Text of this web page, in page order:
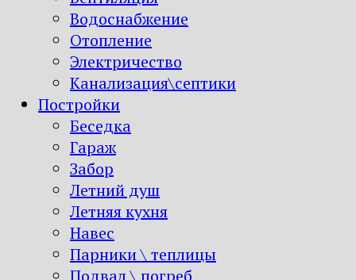
Водоснабжение
Отопление
Электричество
Канализация\септики
Постройки
Беседка
Гараж
Забор
Летний душ
Летняя кухня
Навес
Парники \ теплицы
Подвал \ погреб